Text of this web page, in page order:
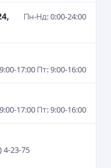
Пн-Нд: 0:00-24:00
17:00 Пт: 9:00-16:00
17:00 Пт: 9:00-16:00
4-23-75